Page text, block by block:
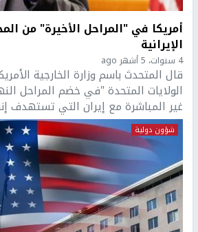
أمريكا في "المراحل الأخيرة" من
الإيرانية
4 سنوات، 5 أشهر ago
قال المتحدث باسم وزارة الخارجية
الولايات المتحدة "في خضم المراحل
غير المباشرة مع إيران التي تستهدف
شؤون دولية